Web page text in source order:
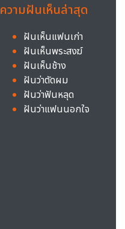
ความฝันเห็นล่าสุด
ฝันเห็นแฟนเก่า
ฝันเห็นพระสงฆ์
ฝันเห็นช้าง
ฝันว่าตัดผม
ฝันว่าฟันหลุด
ฝันว่าแฟนนอกใจ